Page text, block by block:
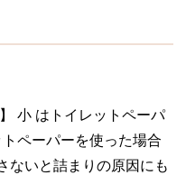
小 はトイレットペーパ
ペーパーを使った場合
ないと詰まりの原因にも